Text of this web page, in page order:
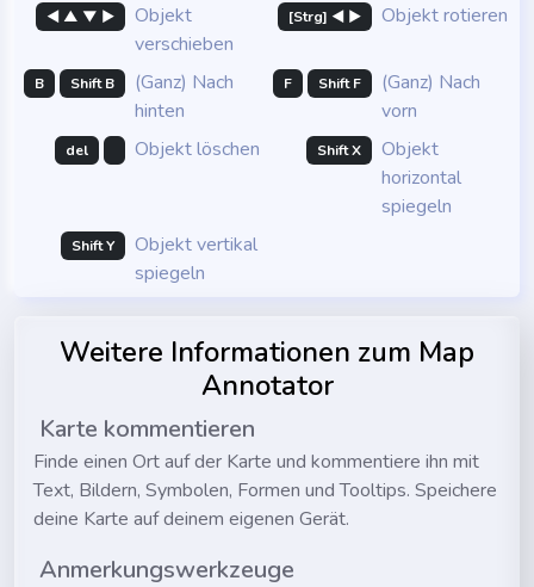
◄ ▲ ▼ ►
Objekt
verschieben
[Strg] ◄ ► Objekt rotieren
B Shift B
(Ganz) Nach
hinten
F Shift F
(Ganz) Nach
vorn
del Objekt löschen Shift X
Objekt
horizontal
spiegeln
Shift Y
Objekt vertikal
spiegeln
Weitere Informationen zum Map
Annotator
Karte kommentieren
Finde einen Ort auf der Karte und kommentiere ihn mit
Text, Bildern, Symbolen, Formen und Tooltips. Speichere
deine Karte auf deinem eigenen Gerät.
Anmerkungswerkzeuge